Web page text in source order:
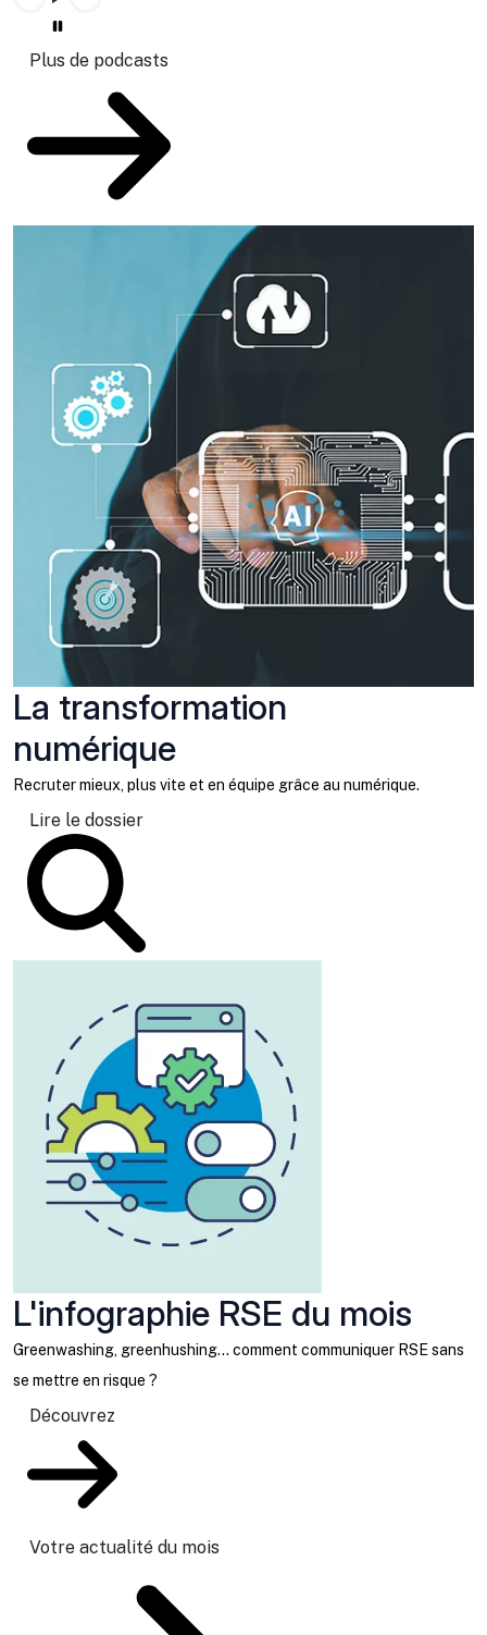
Plus de podcasts
La transformation
numérique
Recruter mieux, plus vite et en équipe grâce au numérique.
Lire le dossier
L'infographie RSE du mois
Greenwashing, greenhushing… comment communiquer RSE sans
se mettre en risque ?
Découvrez
Votre actualité du mois